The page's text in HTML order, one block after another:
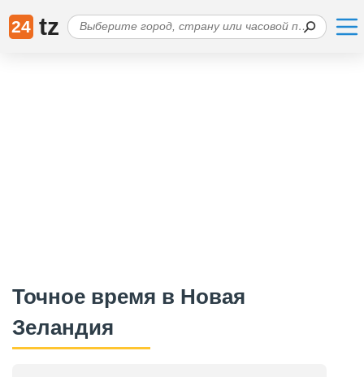
24 tz
Точное время в Новая
Зеландия